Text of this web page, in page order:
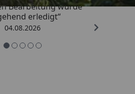
Bearbeitung wurde
erledigt“
04.08.2026